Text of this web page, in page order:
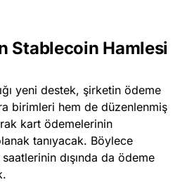
Stablecoin Hamlesi
yeni destek, şirketin ödeme
birimleri hem de düzenlenmiş
kart ödemelerinin
tanıyacak. Böylece
dışında da ödeme